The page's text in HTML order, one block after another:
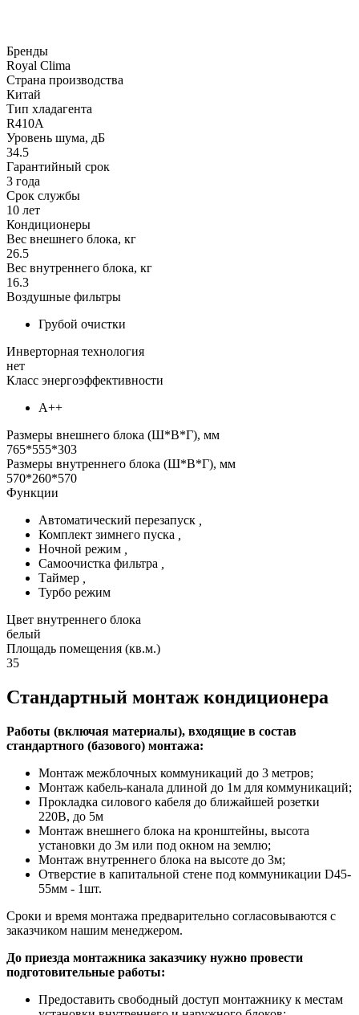
Бренды
Royal Clima
Страна производства
Китай
Тип хладагента
R410A
Уровень шума, дБ
34.5
Гарантийный срок
3 года
Срок службы
10 лет
Кондиционеры
Вес внешнего блока, кг
26.5
Вес внутреннего блока, кг
16.3
Воздушные фильтры
Грубой очистки
Инверторная технология
нет
Класс энергоэффективности
А++
Размеры внешнего блока (Ш*В*Г), мм
765*555*303
Размеры внутреннего блока (Ш*В*Г), мм
570*260*570
Функции
Автоматический перезапуск
Комплект зимнего пуска
Ночной режим
Самоочистка фильтра
Таймер
Турбо режим
Цвет внутреннего блока
белый
Площадь помещения (кв.м.)
35
Стандартный монтаж кондиционера
Работы (включая материалы), входящие в состав
стандартного (базового) монтажа:
Монтаж межблочных коммуникаций до 3 метров;
Монтаж кабель-канала длиной до 1м для коммуникаций;
Прокладка силового кабеля до ближайшей розетки
220В, до 5м
Монтаж внешнего блока на кронштейны, высота
установки до 3м или под окном на землю;
Монтаж внутреннего блока на высоте до 3м;
Отверстие в капитальной стене под коммуникации D45-
55мм - 1шт.
Сроки и время монтажа предварительно согласовываются с
заказчиком нашим менеджером.
До приезда монтажника заказчику нужно провести
подготовительные работы:
Предоставить свободный доступ монтажнику к местам